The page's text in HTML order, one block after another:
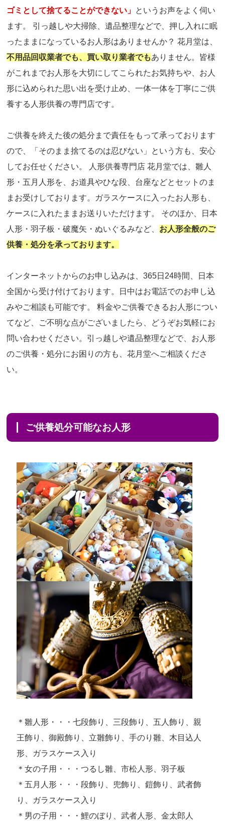
ゴミとして捨てることができない」 というお声をよく伺い
ます。 引っ越しや大掃除、遺品整理などで、押し入れに眠
ったままになっているお人形はありませんか？ 花月堂は、
不用品回収業者でも、買い取り業者でもありません。皆様
がこれまでお人形を大切にしてこられたお気持ちや、お人
形に込められた思い出を受け止め、一体一体を丁寧にご供
養する人形供養の専門店です。
ご供養を終えた後の処分まで責任をもって承っております
ので、「そのまま捨てるのは忍びない」という方も、安心
してお任せください。 人形供養専門店 花月堂では、雛人
形・五月人形を、お道具やひな段、台座などとセットのま
まお受けしております。ガラスケースに入ったお人形も、
ケースに入れたままお送りいただけます。 そのほか、日本
人形・羽子板・破魔矢・ぬいぐるみなど、 お人形全般のご
供養・処分を承っております。
インターネットからのお申し込みは、365日24時間、日本
全国から受け付けております。日中はお電話でのお申し込
みやご相談も可能です。 料金やご供養できるお人形につい
てなど、ご不明な点がございましたら、どうぞお気軽にお
問い合わせください。引っ越しや遺品整理などで、お人形
のご供養・処分にお困りの方も、花月堂へご相談くださ
い。
ご供養処分可能なお人形
＊雛人形・・・七段飾り、三段飾り、五人飾り、親
王飾り、御殿飾り、立雛飾り、手のり雛、木目込人
形、ガラスケース入り
＊女の子用・・・つるし雛、市松人形、羽子板
＊五月人形・・・段飾り、兜飾り、鎧飾り、武者飾
り、ガラスケース入り
＊男の子用・・・鯉のぼり、武者人形、金太郎人